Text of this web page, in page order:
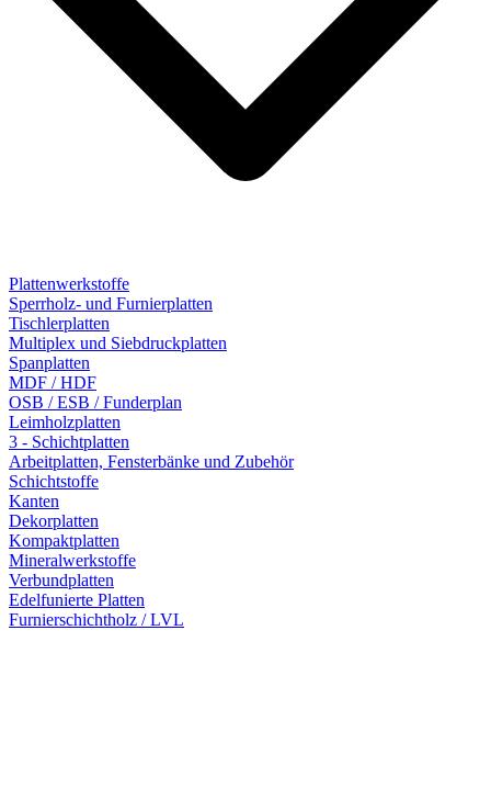
Plattenwerkstoffe
Sperrholz- und Furnierplatten
Tischlerplatten
Multiplex und Siebdruckplatten
Spanplatten
MDF / HDF
OSB / ESB / Funderplan
Leimholzplatten
3 - Schichtplatten
Arbeitplatten, Fensterbänke und Zubehör
Schichtstoffe
Kanten
Dekorplatten
Kompaktplatten
Mineralwerkstoffe
Verbundplatten
Edelfunierte Platten
Furnierschichtholz / LVL